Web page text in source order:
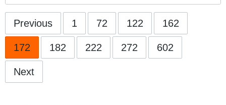
Previous 1 72 122 162
172 182 222 272 602
Next